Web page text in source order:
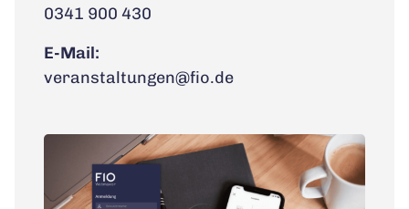
0341 900 430
E-Mail:
veranstaltungen@fio.de